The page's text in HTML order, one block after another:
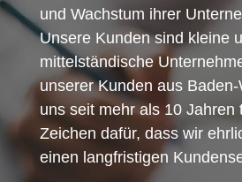
und Wachstum ihrer
Unsere Kunden sind kleine
mittelständische
unserer Kunden aus
uns seit mehr als 10 Jahren
Zeichen dafür, dass wir
einen langfristigen